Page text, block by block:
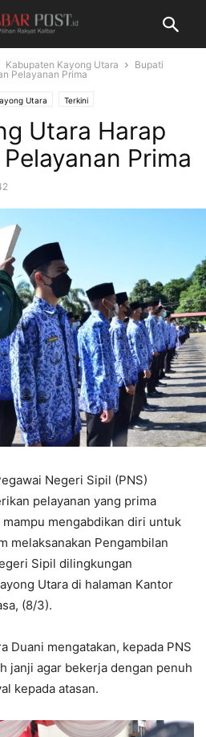
Kabupaten Kayong Utara
Bupati
Pelayanan Prima
Utara Terkini
Utara Harap
Prima
Negeri Sipil (PNS)
pelayanan yang prima
mengabdikan diri untuk
melaksanakan Pengambilan
Sipil dilingkungan
Utara di halaman Kantor
(8/3).
Duani mengatakan, kepada PNS
janji agar bekerja dengan penuh
kepada atasan.